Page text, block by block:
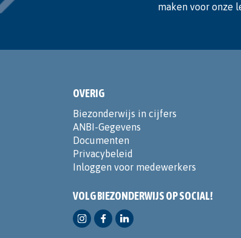
maken voor onze
OVERIG
Biezonderwijs in cijfers
ANBI-Gegevens
Documenten
Privacybeleid
Inloggen voor medewerkers
VOLG BIEZONDERWIJS OP SOCIAL!